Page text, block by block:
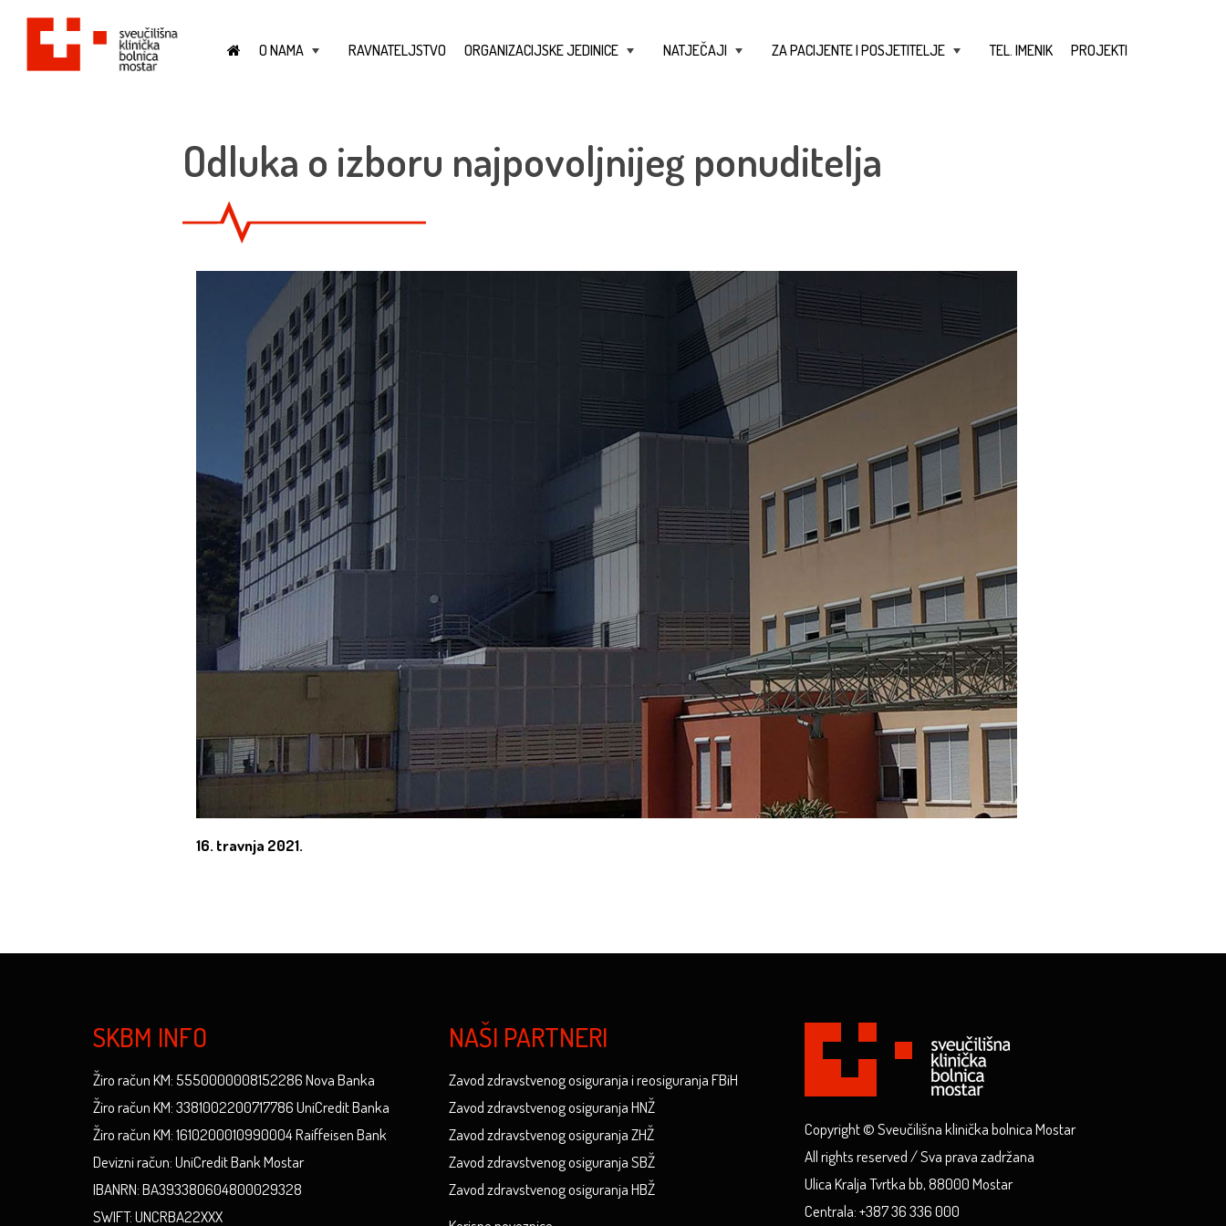
O NAMA RAVNATELJSTVO ORGANIZACIJSKE JEDINICE NATJEČAJI ZA PACIJENTE I POSJETITELJE TEL. IMENIK PROJEKTI
Odluka o izboru najpovoljnijeg ponuditelja
16. travnja 2021.
SKBM INFO
Žiro račun KM: 5550000008152286 Nova Banka
Žiro račun KM: 3381002200717786 UniCredit Banka
Žiro račun KM: 1610200010990004 Raiffeisen Bank
Devizni račun: UniCredit Bank Mostar
IBANRN: BA393380604800029328
SWIFT: UNCRBA22XXX
NAŠI PARTNERI
Zavod zdravstvenog osiguranja i reosiguranja FBiH
Zavod zdravstvenog osiguranja HNŽ
Zavod zdravstvenog osiguranja ZHŽ
Zavod zdravstvenog osiguranja SBŽ
Zavod zdravstvenog osiguranja HBŽ
Copyright © Sveučilišna klinička bolnica Mostar
All rights reserved / Sva prava zadržana
Ulica Kralja Tvrtka bb, 88000 Mostar
Centrala: +387 36 336 000